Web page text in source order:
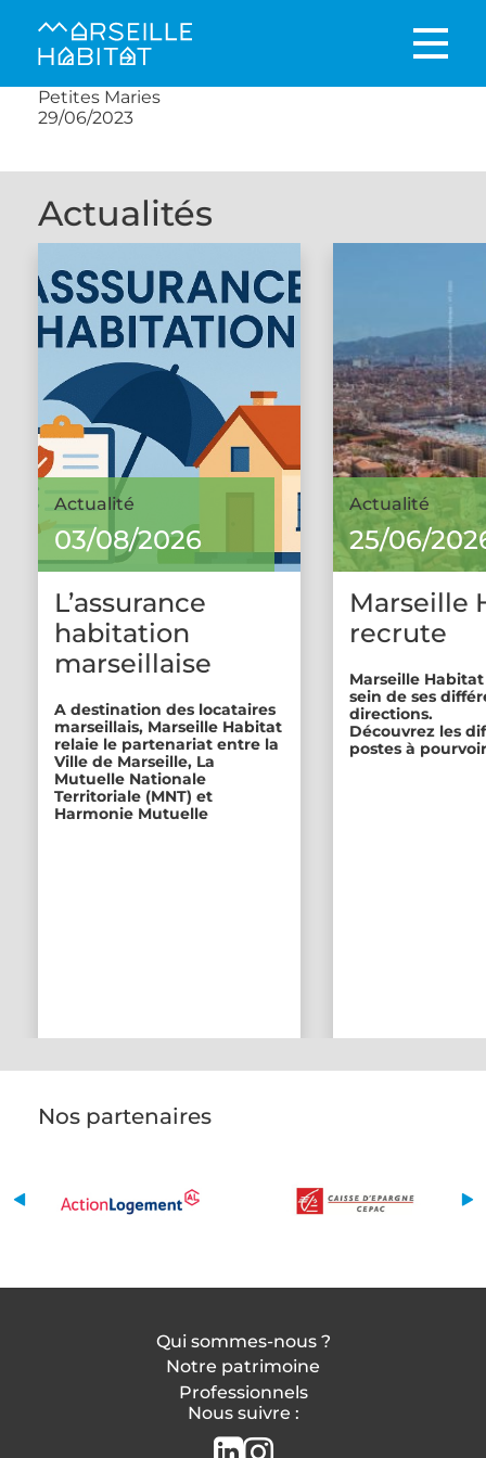
Petites Maries
29/06/2023
Actualités
Actualité
03/08/2026
L’assurance
habitation
marseillaise
A destination des locataires
marseillais, Marseille Habitat
relaie le partenariat entre la
Ville de Marseille, La
Mutuelle Nationale
Territoriale (MNT) et
Harmonie Mutuelle
Actualité
25/06/
Marseille
recrute
Marseille
sein de ses
directions.
Découvrez les
postes à
Nos partenaires
Qui sommes-nous ?
Notre patrimoine
Professionnels
Nous suivre :